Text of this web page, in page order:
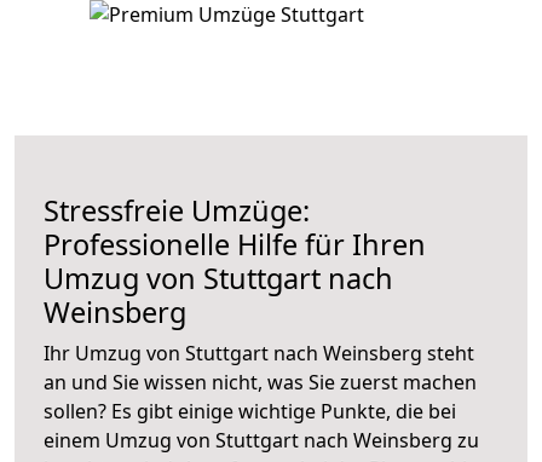
Stressfreie Umzüge:
Professionelle Hilfe für Ihren
Umzug von Stuttgart nach
Weinsberg
Ihr Umzug von Stuttgart nach Weinsberg steht
an und Sie wissen nicht, was Sie zuerst machen
sollen? Es gibt einige wichtige Punkte, die bei
einem Umzug von Stuttgart nach Weinsberg zu